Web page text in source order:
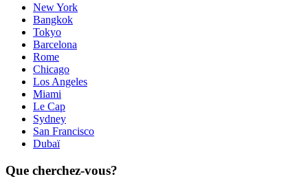
New York
Bangkok
Tokyo
Barcelona
Rome
Chicago
Los Angeles
Miami
Le Cap
Sydney
San Francisco
Dubaï
Que cherchez-vous?